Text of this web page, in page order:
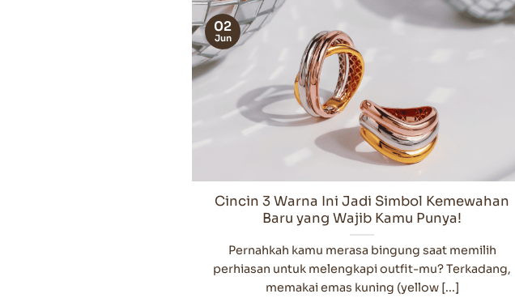
Cincin 3 Warna Ini Jadi Simbol Kemewahan
Baru yang Wajib Kamu Punya!
Pernahkah kamu merasa bingung saat memilih
perhiasan untuk melengkapi outfit-mu? Terkadang,
memakai emas kuning (yellow [...]
02
Jun